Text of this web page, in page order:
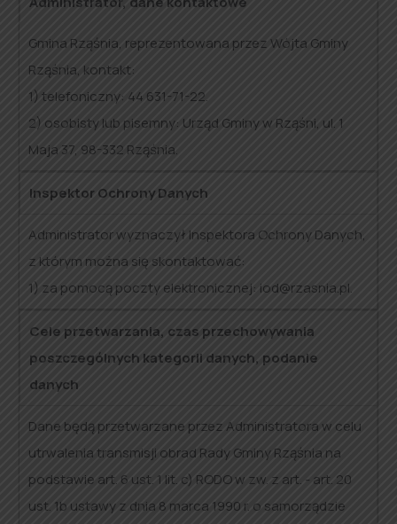
Gmina Rząśnia, reprezentowana przez Wójta Gminy
Rząśnia, kontakt:
1) telefoniczny: 44 631-71-22.
2) osobisty lub pisemny: Urząd Gminy w Rząśni, ul. 1
Maja 37, 98-332 Rząśnia.
Inspektor Ochrony Danych
Administrator wyznaczył Inspektora Ochrony Danych,
z którym można się skontaktować:
1) za pomocą poczty elektronicznej: iod@rzasnia.pl.
Cele przetwarzania, czas przechowywania
poszczególnych kategorii danych, podanie
danych
Dane będą przetwarzane przez Administratora w celu
utrwalenia transmisji obrad Rady Gminy Rząśnia na
podstawie art. 6 ust. 1 lit. c) RODO w zw. z art. - art. 20
ust. 1b ustawy z dnia 8 marca 1990 r. o samorządzie